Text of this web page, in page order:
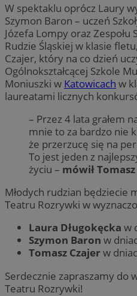
W spektaklu oprócz Laury
Szymon Baron – uczeń
Józefa Lompy oraz Zespołu
Rudzie Śląskiej w klasie
Czajer, który na co dzień
Ogólnokształcącej Szkole
Moniuszki w Katowicach w
laureatami licznych
– Przez 4 lata grałem
mnie to za bardzo nie
że przerzucę się na
To jest jeden z
życiu – mówił
Młodych rudzian będziecie
Teatru Rozrywki w
Laura Długokęcka w
Szymon Baron w
Tomasz Czajerw
Serdecznie zapraszamy do
Teatru Rozrywki!